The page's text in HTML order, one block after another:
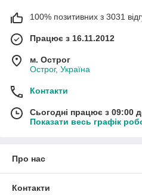
100% позитивних з 3031
Працює з 16.11.2012
м. Острог
Острог, Україна
Контакти
Сьогодні працює з 09:00
Показати весь графік
Про нас
Контакти